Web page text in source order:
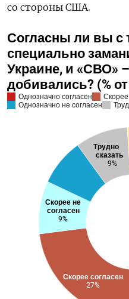
со стороны США.